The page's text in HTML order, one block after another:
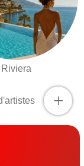
Riviera
+